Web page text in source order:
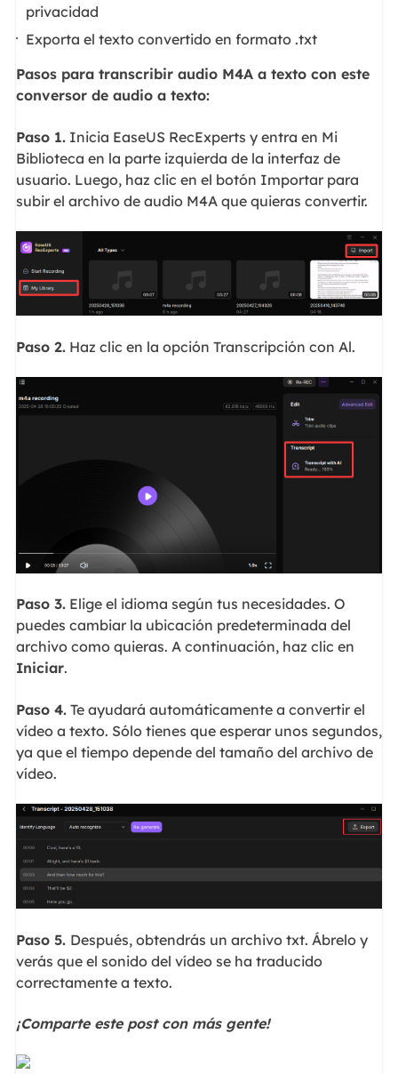
privacidad
Exporta el texto convertido en formato .txt
Pasos para transcribir audio M4A a texto con este
conversor de audio a texto:
Paso 1.Inicia EaseUS RecExperts y entra en Mi
Biblioteca en la parte izquierda de la interfaz de
usuario. Luego, haz clic en el botón Importar para
subir el archivo de audio M4A que quieras convertir.
Paso 2.Haz clic en la opción Transcripción con Al.
Paso 3.Elige el idioma según tus necesidades. O
puedes cambiar la ubicación predeterminada del
archivo como quieras. A continuación, haz clic en
Iniciar.
Paso 4.Te ayudará automáticamente a convertir el
vídeo a texto. Sólo tienes que esperar unos segundos,
ya que el tiempo depende del tamaño del archivo de
vídeo.
Paso 5. Después, obtendrás un archivo txt. Ábrelo y
verás que el sonido del vídeo se ha traducido
correctamente a texto.
¡Comparte este post con más gente!